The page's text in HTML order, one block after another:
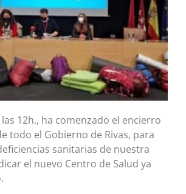
12h., ha comenzado el encierro
todo el Gobierno de Rivas, para
sanitarias de nuestra
el nuevo Centro de Salud ya